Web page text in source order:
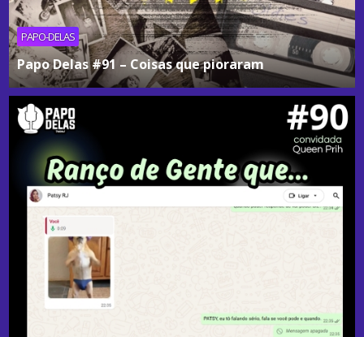
PAPO-DELAS
Papo Delas #91 – Coisas que pioraram